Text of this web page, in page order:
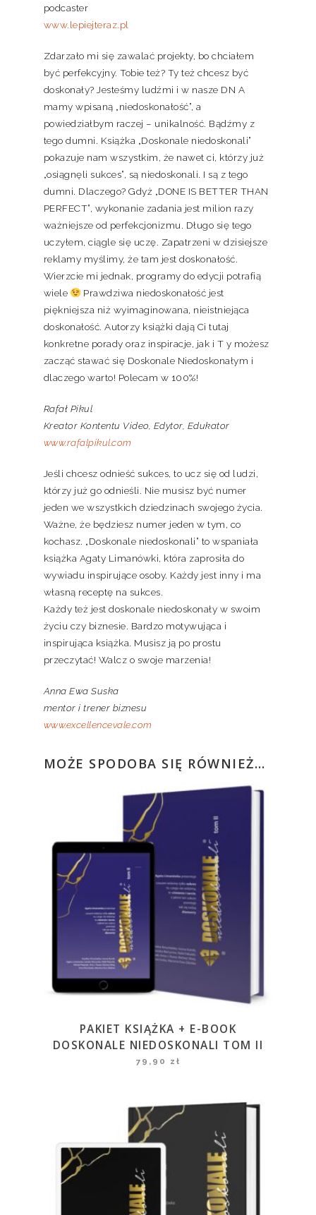
podcaster
www.lepiejteraz.pl
Zdarzało mi się zawalać projekty, bo chciałem
być perfekcyjny. Tobie też? Ty też chcesz być
doskonały? Jesteśmy ludźmi i w nasze DN A
mamy wpisaną „niedoskonałość”, a
powiedziałbym raczej – unikalność. Bądźmy z
tego dumni. Książka „Doskonale niedoskonali”
pokazuje nam wszystkim, że nawet ci, którzy już
„osiągnęli sukces”, są niedoskonali. I są z tego
dumni. Dlaczego? Gdyż „DONE IS BETTER THAN
PERFECT”, wykonanie zadania jest milion razy
ważniejsze od perfekcjonizmu. Długo się tego
uczyłem, ciągle się uczę. Zapatrzeni w dzisiejsze
reklamy myślimy, że tam jest doskonałość.
Wierzcie mi jednak, programy do edycji potrafią
wiele
Prawdziwa niedoskonałość jest
piękniejsza niż wyimaginowana, nieistniejąca
doskonałość. Autorzy książki dają Ci tutaj
konkretne porady oraz inspiracje, jak i T y możesz
zacząć stawać się Doskonale Niedoskonałym i
dlaczego warto! Polecam w 100%!
Rafał Pikul
Kreator Kontentu Video, Edytor, Edukator
www.rafalpikul.com
Jeśli chcesz odnieść sukces, to ucz się od ludzi,
którzy już go odnieśli. Nie musisz być numer
jeden we wszystkich dziedzinach swojego życia.
Ważne, że będziesz numer jeden w tym, co
kochasz. „Doskonale niedoskonali” to wspaniała
książka Agaty Limanówki, która zaprosiła do
wywiadu inspirujące osoby. Każdy jest inny i ma
własną receptę na sukces.
Każdy też jest doskonale niedoskonały w swoim
życiu czy biznesie. Bardzo motywująca i
inspirująca książka. Musisz ją po prostu
przeczytać! Walcz o swoje marzenia!
Anna Ewa Suska
mentor i trener biznesu
www.excellencevale.com
MOŻE SPODOBA SIĘ RÓWNIEŻ…
PAKIET KSIĄŻKA + E-BOOK
DOSKONALE NIEDOSKONALI TOM II
79,90 zł